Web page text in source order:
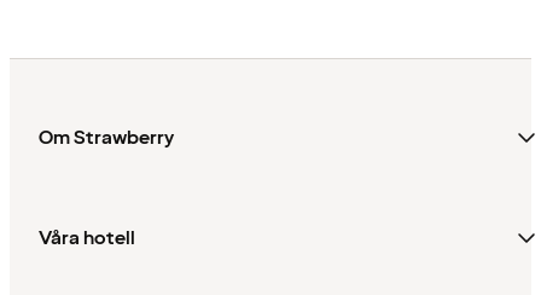
Om Strawberry
Våra hotell